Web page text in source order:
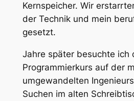
Kernspeicher. Wir
der Technik und mein
gesetzt.
Jahre später besuchte ich
Programmierkurs auf der
umgewandelten
Suchen im alten